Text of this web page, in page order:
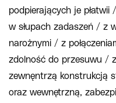
podpierających je
w słupach zadaszeń / z
narożnymi / z
zdolność do przesuwu /
zewnęntrzą konstrukcją
oraz wewnętrzną,